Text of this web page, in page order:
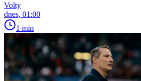
Volty
dnes, 01:00
1 min